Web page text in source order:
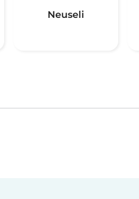
Neuseli